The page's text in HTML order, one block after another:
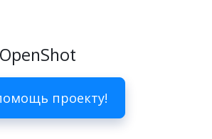
проекту!